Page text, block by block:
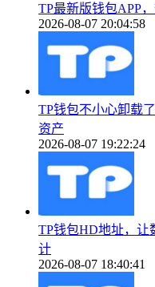
TP最新版钱包APP
2026-08-07 20:04:58
TP钱包不小心卸载
资产
2026-08-07 19:22:24
TP钱包HD地址，让
计
2026-08-07 18:40:41